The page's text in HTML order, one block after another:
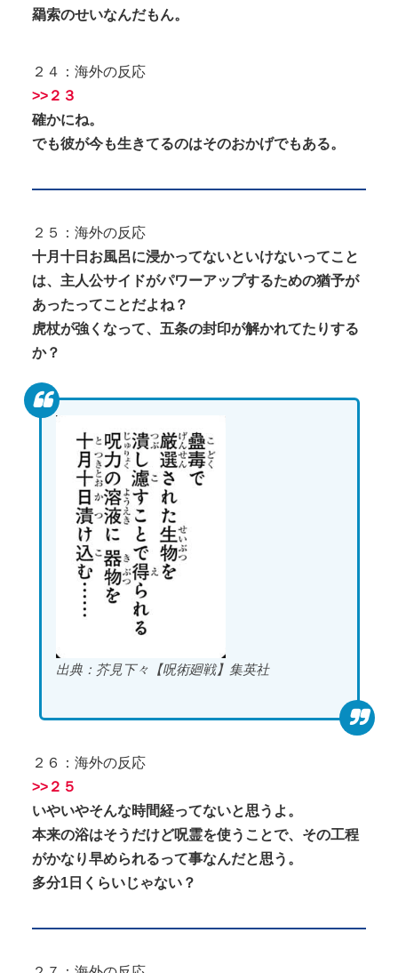
羂索のせいなんだもん。
２４：海外の反応
>>２３
確かにね。
でも彼が今も生きてるのはそのおかげでもある。
２５：海外の反応
十月十日お風呂に浸かってないといけないってこと
は、主人公サイドがパワーアップするための猶予が
あったってことだよね？
虎杖が強くなって、五条の封印が解かれてたりする
か？
出典：芥見下々【呪術廻戦】集英社
２６：海外の反応
>>２５
いやいやそんな時間経ってないと思うよ。
本来の浴はそうだけど呪霊を使うことで、その工程
がかなり早められるって事なんだと思う。
多分1日くらいじゃない？